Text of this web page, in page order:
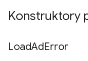
Konstruktory
LoadAdError